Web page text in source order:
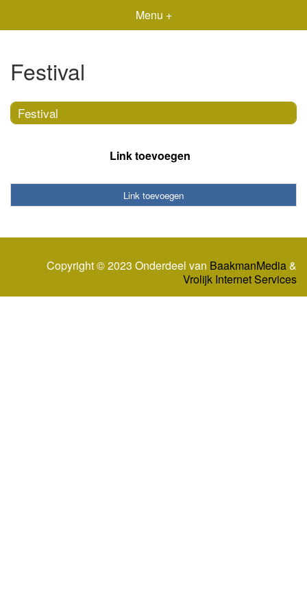
Menu +
Festival
Festival
Link toevoegen
Link toevoegen
Copyright © 2023 Onderdeel van BaakmanMedia&
Vrolijk Internet Services